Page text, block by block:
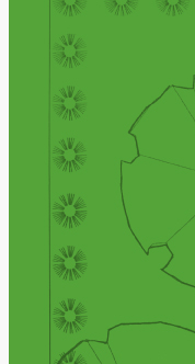
Requisitos
Contacto